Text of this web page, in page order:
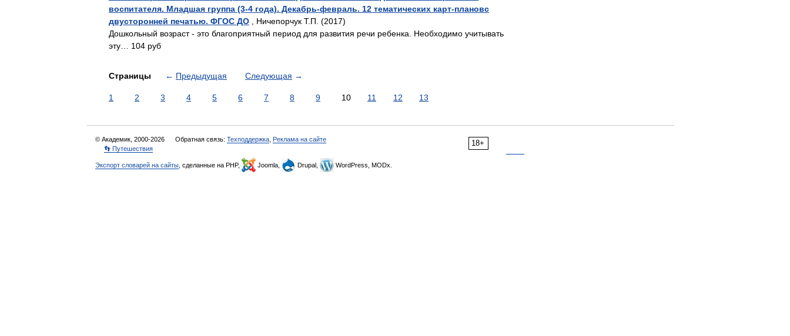
воспитателя. Младшая группа (3-4 года). Декабрь-февраль. 12 тематических карт-плановс
двусторонней печатью. ФГОС ДО , Ничепорчук Т.П. (2017)
Дошкольный возраст - это благоприятный период для развития речи ребенка. Необходимо учитывать
эту… 104 руб
Страницы ← Предыдущая Следующая →
1 2 3 4 5 6 7 8 9 10 11 12 13
18+
© Академик, 2000-2026 Обратная связь: Техподдержка Реклама на сайте
👣 Путешествия
Экспорт словарей на сайты , сделанные на PHP, Joomla, Drupal, WordPress, MODx.